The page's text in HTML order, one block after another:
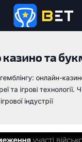
та
онлайн-
та ігрові технології.
індустрії